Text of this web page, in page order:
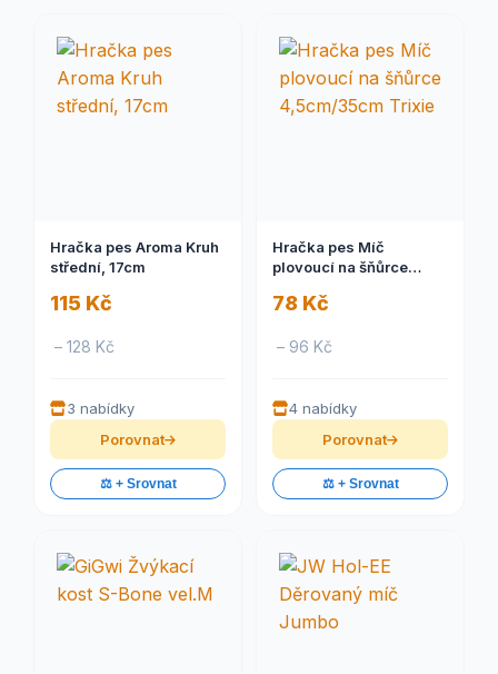
Hračka pes Aroma Kruh
střední, 17cm
115 Kč
– 128 Kč
3 nabídky
Porovnat
⚖️ + Srovnat
Hračka pes Míč
plovoucí na šňůrce
78 Kč
– 96 Kč
4 nabídky
Porovnat
⚖️ + Srovnat